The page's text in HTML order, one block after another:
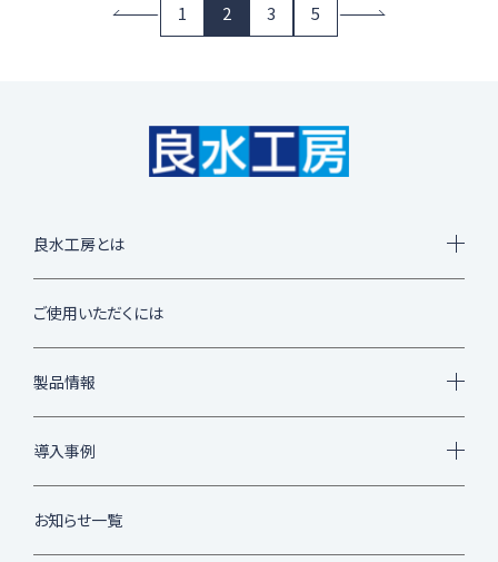
1 2 3 5
良水工房とは
ご使用いただくには
製品情報
導入事例
お知らせ一覧